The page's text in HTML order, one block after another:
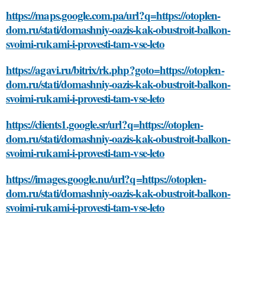
https://maps.google.com.pa/url?q=https://otoplen-
dom.ru/stati/domashniy-oazis-kak-obustroit-balkon-
svoimi-rukami-i-provesti-tam-vse-leto
https://agavi.ru/bitrix/rk.php?goto=https://otoplen-
dom.ru/stati/domashniy-oazis-kak-obustroit-balkon-
svoimi-rukami-i-provesti-tam-vse-leto
https://clients1.google.sr/url?q=https://otoplen-
dom.ru/stati/domashniy-oazis-kak-obustroit-balkon-
svoimi-rukami-i-provesti-tam-vse-leto
https://images.google.nu/url?q=https://otoplen-
dom.ru/stati/domashniy-oazis-kak-obustroit-balkon-
svoimi-rukami-i-provesti-tam-vse-leto